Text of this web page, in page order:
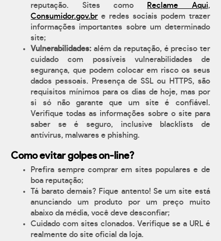
reputação. Sites como
Reclame Aqui,
Consumidor.gov.br e redes sociais podem trazer
informações importantes sobre um determinado
site;
Vulnerabilidades: além da reputação, é preciso ter
cuidado com possíveis vulnerabilidades de
segurança, que podem colocar em risco os seus
dados pessoais. Presença de SSL ou HTTPS, são
requisitos mínimos para os dias de hoje, mas por
si só não garante que um site é confiável.
Verifique todas as informações sobre o site para
saber se é seguro, inclusive blacklists de
antívirus, malwares e phishing.
Como evitar golpes on-line?
Prefira sempre comprar em sites populares e de
boa reputação;
Tá barato demais? Fique antento! Se um site está
anunciando um produto por um preço muito
abaixo da média, você deve desconfiar;
Cuidado com sites clonados. Verifique se a URL é
realmente do site oficial da loja.